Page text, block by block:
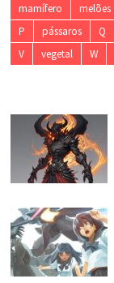
mamífero
melões
P
pássaros Q
V
vegetal W